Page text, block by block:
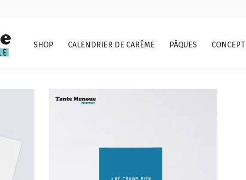
SHOP CALENDRIER DE CARÊME PÂQUES CONCEPT